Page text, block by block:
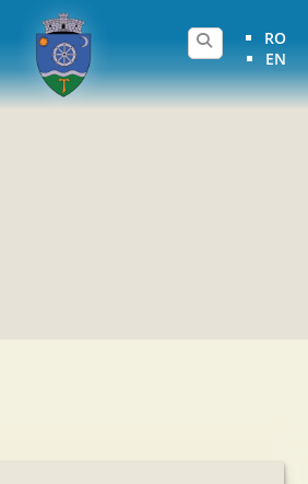
RO
EN